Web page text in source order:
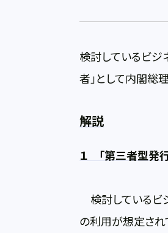
検討しているビジ
者」として内閣総
解説
１ 「第三者型発行
検討しているビ
の利用が想定され